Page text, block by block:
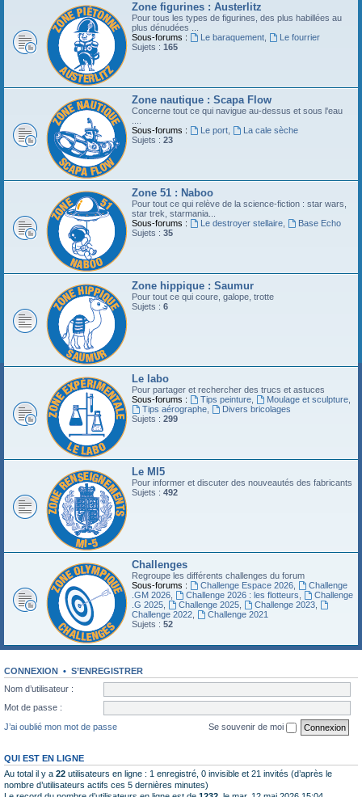
Zone figurines : Austerlitz
Pour tous les types de figurines, des plus habillées au
plus dénudées ...
Sous-forums :
Le baraquement,
Le fourrier
Sujets : 165
Zone nautique : Scapa Flow
Concerne tout ce qui navigue au-dessus et sous l'eau
Sous-forums :
Le port,
La cale sèche
Sujets : 23
Zone 51 : Naboo
Pour tout ce qui relève de la science-fiction : star wars,
star trek, starmania...
Sous-forums :
Le destroyer stellaire,
Base Echo
Sujets : 35
Zone hippique : Saumur
Pour tout ce qui coure, galope, trotte
Sujets : 6
Le labo
Pour partager et rechercher des trucs et astuces
Sous-forums :
Tips peinture, Moulage et sculpture,
Tips aérographe,
Divers bricolages
Sujets : 299
Le MI5
Pour informer et discuter des nouveautés des fabricants
Sujets : 492
Challenges
Regroupe les différents challenges du forum
Sous-forums :
Challenge Espace 2026,
Challenge
.GM 2026
Challenge 2026 : les flotteurs
Challenge
.G 2025
Challenge 2025, Challenge 2023,
Challenge 2022
Challenge 2021
Sujets : 52
CONNEXION • S’ENREGISTRER
Nom d’utilisateur :
Mot de passe :
J’ai oublié mon mot de passe
Se souvenir de moi
QUI EST EN LIGNE
Au total il y a 22 utilisateurs en ligne : 1 enregistré, 0 invisible et 21 invités (d’après le
nombre d’utilisateurs actifs ces 5 dernières minutes)